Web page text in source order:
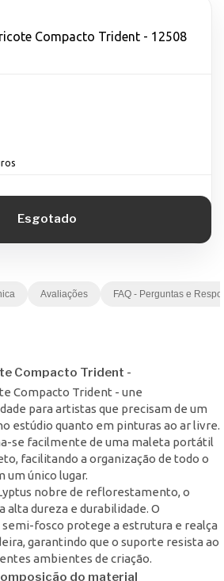
Compacto Trident - 12508
Avaliações FAQ - Perguntas e
Compacto Trident -
Compacto Trident - une
para artistas que precisam de um
estúdio quanto em pinturas ao ar livre.
se facilmente de uma maleta portátil
facilitando a organização de todo o
um único lugar.
nobre de reflorestamento, o
dureza e durabilidade. O
fosco protege a estrutura e realça
garantindo que o suporte resista ao
ambientes de criação.
do material